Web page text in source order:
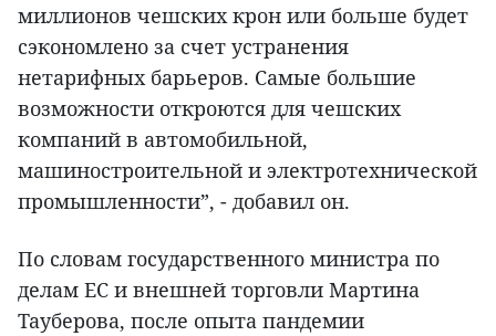
миллионов чешских крон или больше будет
сэкономлено за счет устранения
нетарифных барьеров. Самые большие
возможности откроются для чешских
компаний в автомобильной,
машиностроительной и электротехнической
промышленности”, - добавил он.
По словам государственного министра по
делам ЕС и внешней торговли Мартина
Тауберова, после опыта пандемии